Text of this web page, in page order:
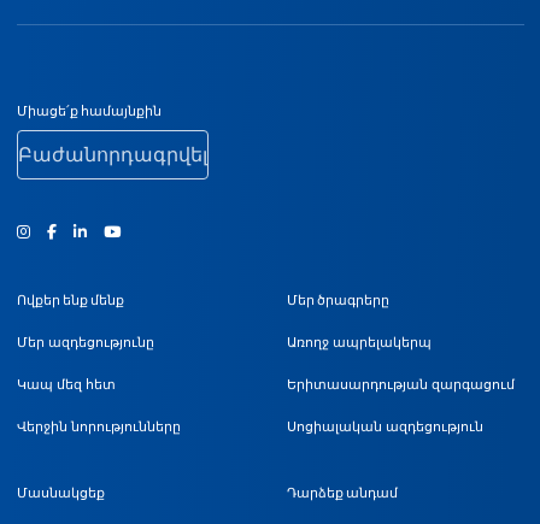
Ստորին էջի նավիգացիա
Միացե՛ք համայնքին
Բաժանորդագրվել
Ինստագրամ
ՖեյսբուքՅություբ
Ովքեր ենք մենք
Մեր ազդեցությունը
Կապ մեզ հետ
Վերջին նորությունները
Մեր ծրագրերը
Առողջ ապրելակերպ
Երիտասարդության զարգացում
Սոցիալական ազդեցություն
Մասնակցեք Դարձեք անդամ